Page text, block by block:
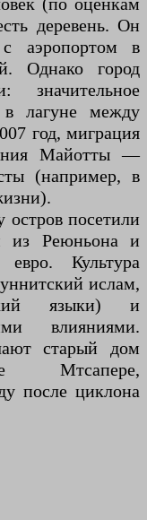
деревень. Он
аэропортом в
Однако город
значительное
в лагуне между
год, миграция
Майотты —
(например, в
остров посетили
из Реюньона и
Культура
ислам,
языки) и
влияниями.
старый дом
Мтсапере,
после циклона